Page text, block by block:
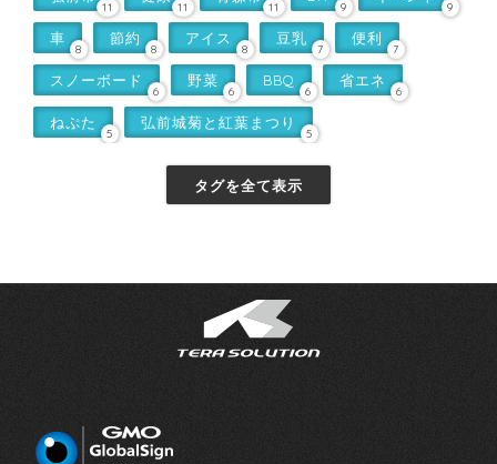
11 11 11 9 9
車
8
節約
8
アイス
8
豆乳
7
便利
7
スノーボード
6
野菜
6
BBQ
6
省エネ
6
ねぷた
5
弘前城菊と紅葉まつり
5
タグを全て表示